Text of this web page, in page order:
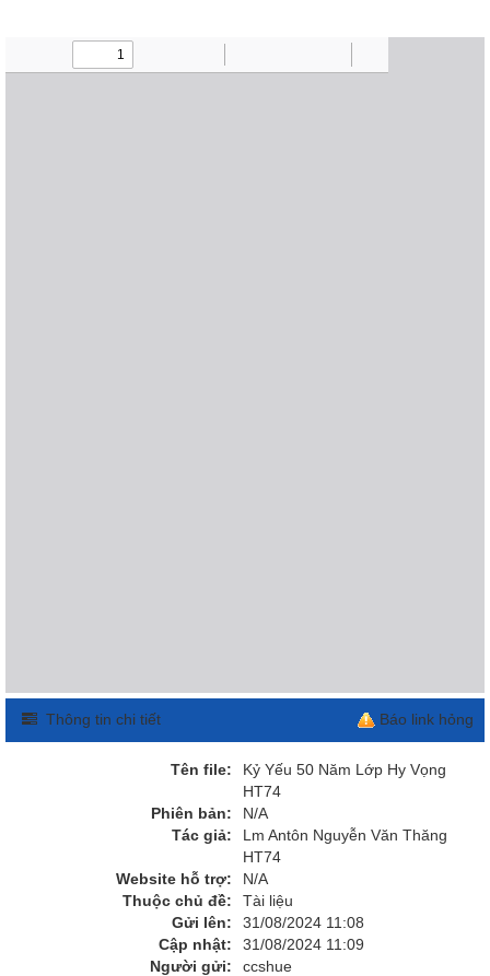
Báo link hỏng
Thông tin chi tiết
Tên file:
Kỷ Yếu 50 Năm Lớp Hy Vọng
HT74
Phiên bản:
N/A
Tác giả:
Lm Antôn Nguyễn Văn Thăng
HT74
Website hỗ trợ:
N/A
Thuộc chủ đề:
Tài liệu
Gửi lên:
31/08/2024 11:08
Cập nhật:
31/08/2024 11:09
Người gửi:
ccshue